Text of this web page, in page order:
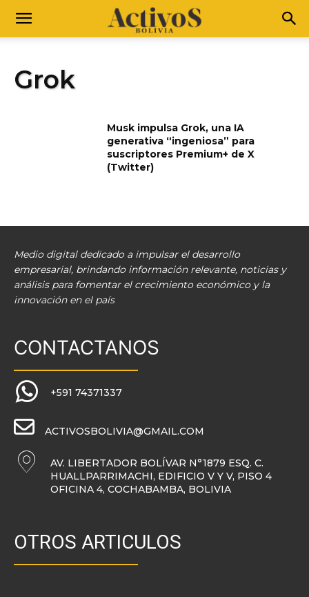
Grok
Musk impulsa Grok, una IA
generativa “ingeniosa” para
suscriptores Premium+ de X
(Twitter)
Medio digital dedicado a impulsar el desarrollo
empresarial, brindando información relevante, noticias y
análisis para fomentar el crecimiento económico y la
innovación en el país
CONTACTANOS
+591 74371337
ACTIVOSBOLIVIA@GMAIL.COM
AV. LIBERTADOR BOLÍVAR N°1879 ESQ. C.
HUALLPARRIMACHI, EDIFICIO V Y V, PISO 4
OFICINA 4, COCHABAMBA, BOLIVIA
OTROS ARTICULOS